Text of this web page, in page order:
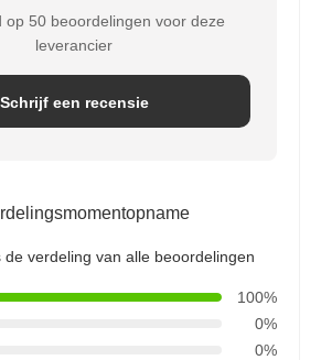
op 50 beoordelingen voor deze
leverancier
Schrijf een recensie
de verdeling van alle beoordelingen
100%
0%
0%